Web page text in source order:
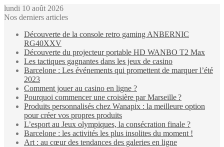
lundi 10 août 2026
Nos derniers articles
Découverte de la console retro gaming ANBERNIC
RG40XXV
Découverte du projecteur portable HD WANBO T2 Max
Les tactiques gagnantes dans les jeux de casino
Barcelone : Les événements qui promettent de marquer l’été
2023
Comment jouer au casino en ligne ?
Pourquoi commencer une croisière par Marseille ?
Produits personnalisés chez Wanapix : la meilleure option
pour créer vos propres produits
L’esport au Jeux olympiques, la consécration finale ?
Barcelone : les activités les plus insolites du moment !
Art : au cœur des tendances des galeries en ligne